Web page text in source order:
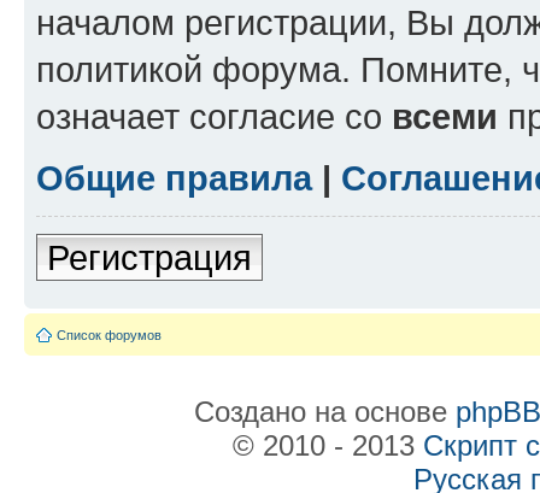
началом регистрации, Вы
политикой форума. Помните,
означает согласие со всеми
Общие правила|
Регистрация
Список форумов
Создано на основе phpBB
© 2010 - 2013 Скрипт
Русская